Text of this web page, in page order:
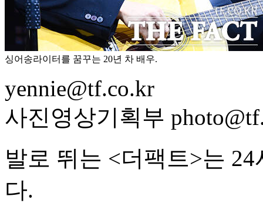
싱어송라이터를 꿈꾸는 20년 차 배우.
yennie@tf.co.kr
사진영상기획부
발로 뛰는 <더팩트>는
다.